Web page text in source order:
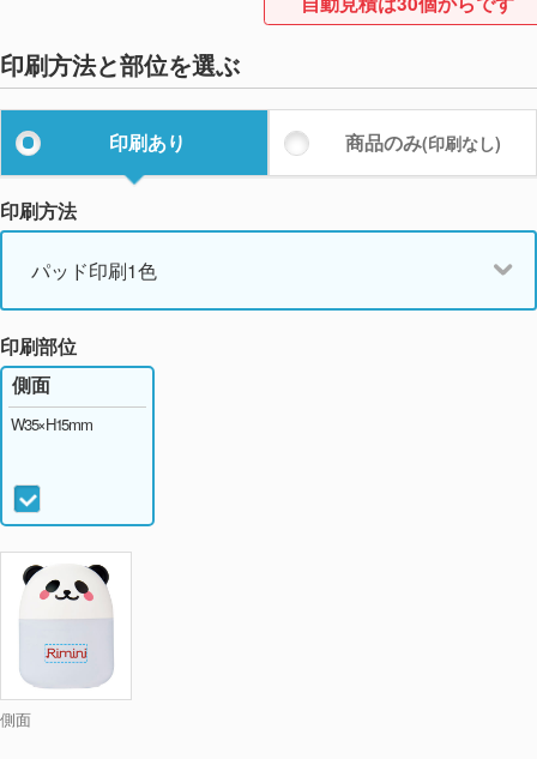
印刷方法と部位を選ぶ
印刷あり 商品のみ(印刷なし)
印刷方法
パッド印刷1色
印刷部位
側面
側面
W35×H15mm